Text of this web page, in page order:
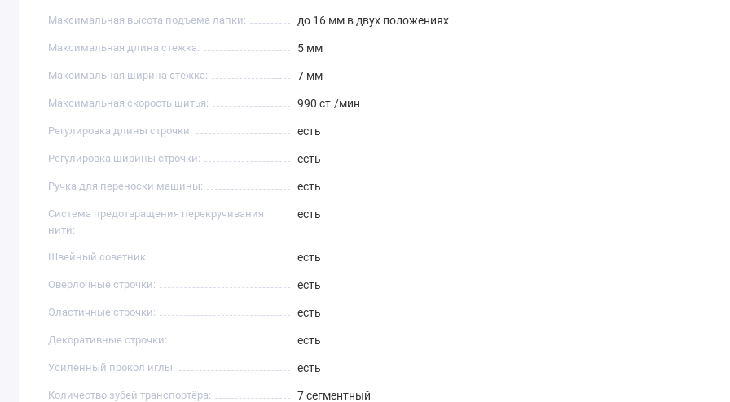
Максимальная высота подъема лапки: до 16 мм в двух положениях
Максимальная длина стежка: 5 мм
Максимальная ширина стежка: 7 мм
Максимальная скорость шитья: 990 ст./мин
Регулировка длины строчки: есть
Регулировка ширины строчки: есть
Ручка для переноски машины: есть
Система предотвращения перекручивания
нити:
есть
Швейный советник: есть
Оверлочные строчки: есть
Эластичные строчки: есть
Декоративные строчки: есть
Усиленный прокол иглы: есть
Количество зубей транспортёра: 7 сегментный